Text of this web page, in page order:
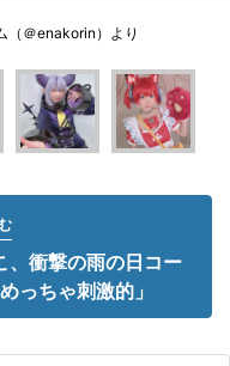
（＠enakorin）より
、衝撃の雨の日コー
っちゃ刺激的」